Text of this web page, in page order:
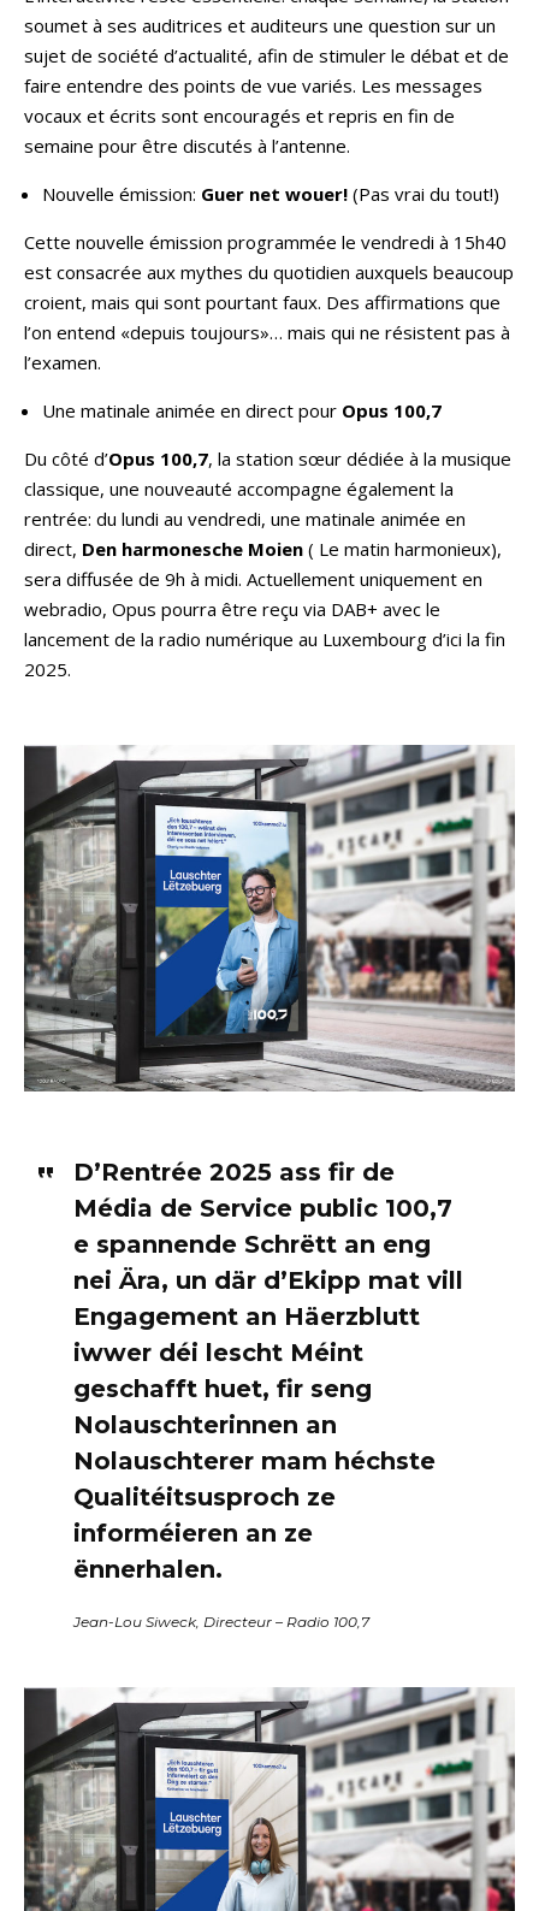
soumet à ses auditrices et auditeurs une question sur un
sujet de société d’actualité, afin de stimuler le débat et de
faire entendre des points de vue variés. Les messages
vocaux et écrits sont encouragés et repris en fin de
semaine pour être discutés à l’antenne.
Nouvelle émission: Guer net wouer! (Pas vrai du tout!)
Cette nouvelle émission programmée le vendredi à 15h40
est consacrée aux mythes du quotidien auxquels beaucoup
croient, mais qui sont pourtant faux. Des affirmations que
l’on entend «depuis toujours»… mais qui ne résistent pas à
l’examen.
Une matinale animée en direct pour Opus 100,7
Du côté d’Opus 100,7, la station sœur dédiée à la musique
classique, une nouveauté accompagne également la
rentrée: du lundi au vendredi, une matinale animée en
direct, Den harmonesche Moien ( Le matin harmonieux),
sera diffusée de 9h à midi. Actuellement uniquement en
webradio, Opus pourra être reçu via DAB+ avec le
lancement de la radio numérique au Luxembourg d’ici la fin
2025.
D’Rentrée 2025 ass fir de
Média de Service public 100,7
e spannende Schrëtt an eng
nei Ära, un där d’Ekipp mat vill
Engagement an Häerzblutt
iwwer déi lescht Méint
geschafft huet, fir seng
Nolauschterinnen an
Nolauschterer mam héchste
Qualitéitsusproch ze
informéieren an ze
ënnerhalen.
Jean-Lou Siweck, Directeur – Radio 100,7